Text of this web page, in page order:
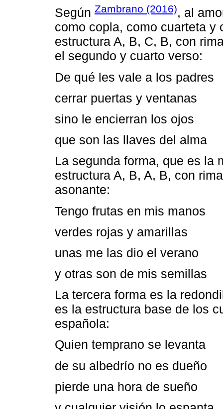
Según Zambrano (2016), al
como copla, como cuarteta y
estructura A, B, C, B, con
el segundo y cuarto verso:
De qué les vale a los padres
cerrar puertas y ventanas
sino le encierran los ojos
que son las llaves del alma
La segunda forma, que es la
estructura A, B, A, B, con
asonante:
Tengo frutas en mis manos
verdes rojas y amarillas
unas me las dio el verano
y otras son de mis semillas
La tercera forma es la
es la estructura base de los
española:
Quien temprano se levanta
de su albedrío no es dueño
pierde una hora de sueño